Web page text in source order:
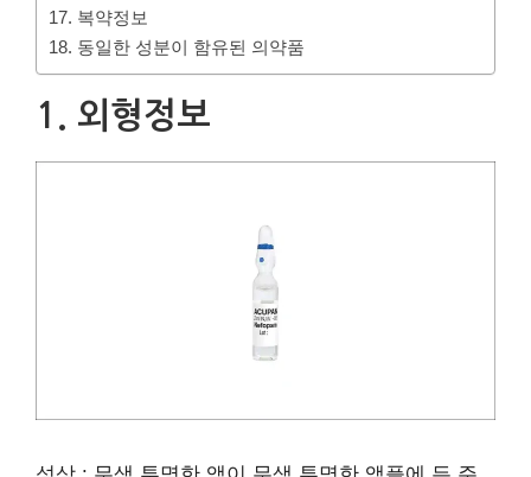
17. 복약정보
18. 동일한 성분이 함유된 의약품
1. 외형정보